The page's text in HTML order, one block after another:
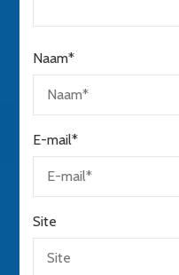
Naam*
E-mail*
Site